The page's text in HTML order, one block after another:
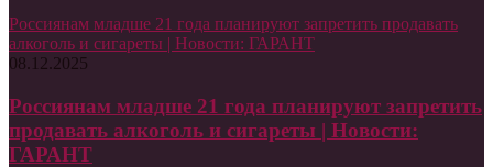
Россиянам младше 21 года планируют запретить продавать
алкоголь и сигареты | Новости: ГАРАНТ
08.12.2025
Россиянам младше 21 года планируют запретить
продавать алкоголь и сигареты | Новости:
ГАРАНТ